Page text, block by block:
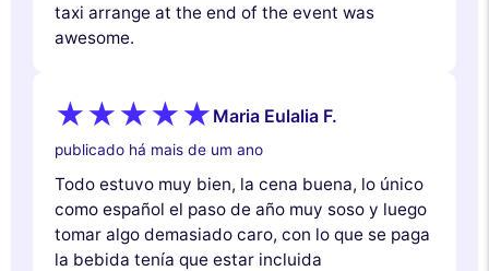
taxi arrange at the end of the event was
awesome.
Maria Eulalia F.
publicado há mais de um ano
Todo estuvo muy bien, la cena buena, lo único
como español el paso de año muy soso y luego
tomar algo demasiado caro, con lo que se paga
la bebida tenía que estar incluida